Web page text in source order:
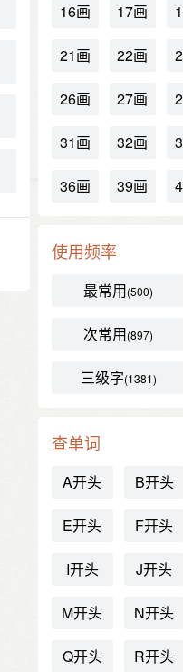
16画 17画
21画 22画
26画 27画
31画 32画
36画 39画
使用频率
最常用(500)
次常用(897)
三级字(1381)
查单词
A开头 B开头
E开头 F开头
I开头 J开头
M开头 N开头
Q开头 R开头